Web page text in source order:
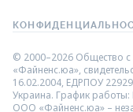
© 2000–2026 Общество с
«Файненс.юа»,
16.02.2004, ЕДРПОУ
Украина. График работы:
ООО «Файненс.юа» –